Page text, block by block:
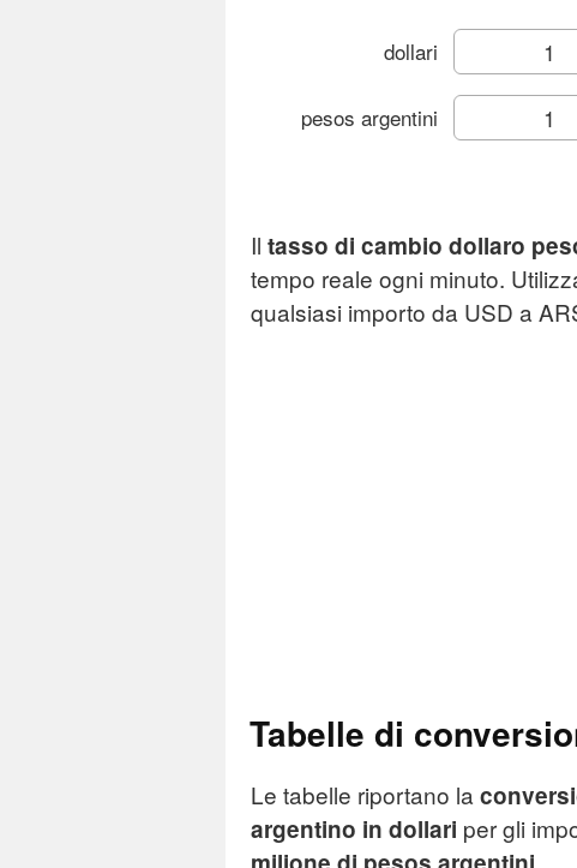
dollari
pesos argentini
Grafico
Il tasso di cambio dollaro
tempo reale ogni minuto.
qualsiasi importo da USD a
Tabelle di
Le tabelle riportano la
argentino in dollari per gli
.